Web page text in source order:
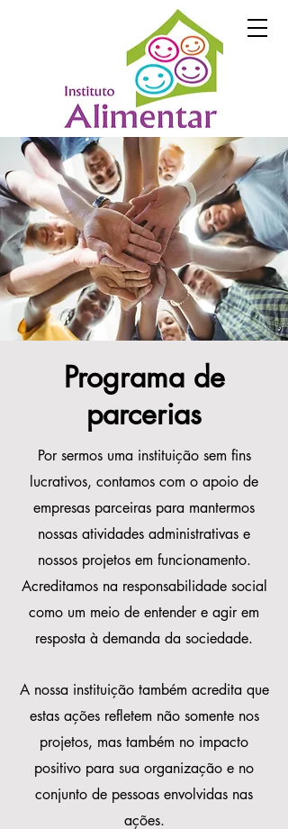
Programa de
parcerias
Por sermos uma instituição sem fins
lucrativos, contamos com o apoio de
empresas parceiras para mantermos
nossas atividades administrativas e
nossos projetos em funcionamento.
Acreditamos na responsabilidade social
como um meio de entender e agir em
resposta à demanda da sociedade.
A nossa instituição também acredita que
estas ações refletem não somente nos
projetos, mas também no impacto
positivo para sua organização e no
conjunto de pessoas envolvidas nas
ações.